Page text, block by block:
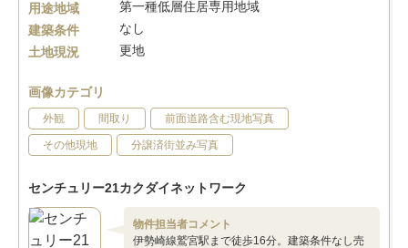
用途地域
第一種低層住居専用地域
建築条件
なし
土地現況
更地
画像カテゴリ
外観 間取り 前面道路含む現地写真
その他現地 分譲済街並み写真
センチュリー21カクダイネットワーク
物件担当者コメント
伊勢崎線鷲宮駅まで徒歩16分。建築条件なし売